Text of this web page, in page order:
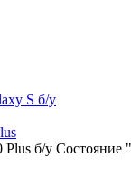
S б/у
Plus б/у